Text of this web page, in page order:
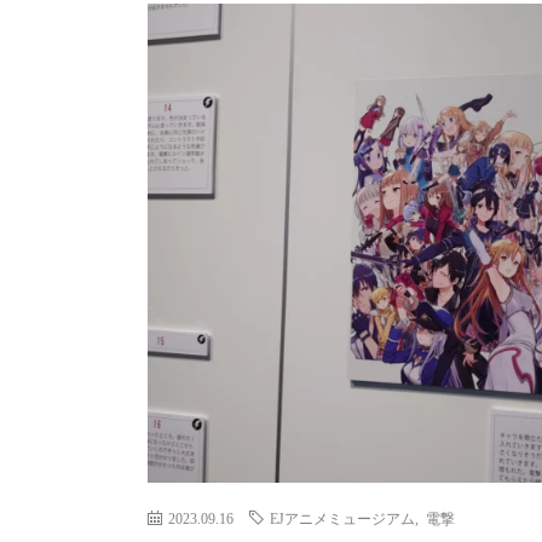
2023.09.16 EJアニメミュージアム 電撃